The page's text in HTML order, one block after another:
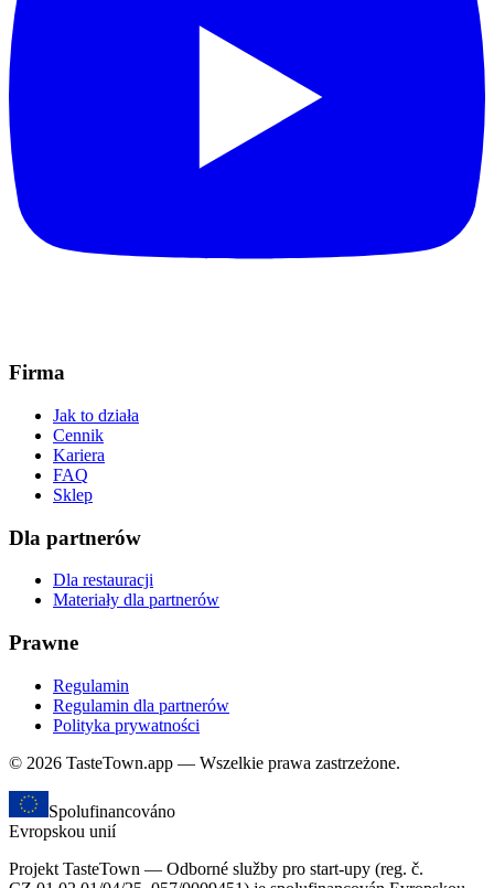
Firma
Jak to działa
Cennik
Kariera
FAQ
Sklep
Dla partnerów
Dla restauracji
Materiały dla partnerów
Prawne
Regulamin
Regulamin dla partnerów
Polityka prywatności
© 2026 TasteTown.app — Wszelkie prawa zastrzeżone.
Spolufinancováno
Evropskou unií
Projekt TasteTown — Odborné služby pro start-upy (reg. č.